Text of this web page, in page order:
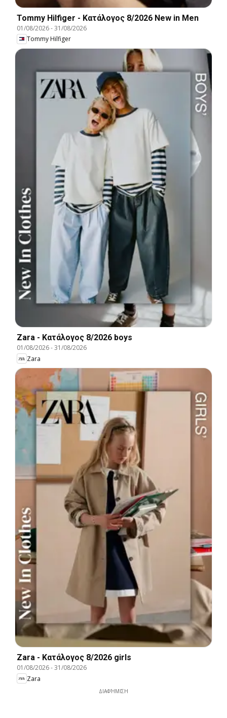
Tommy Hilfiger - Kατάλογος 8/2026 New in Men
01/08/2026-31/08/2026
Tommy Hilfiger
Zara - Kατάλογος 8/2026 boys
01/08/2026-31/08/2026
Zara
Zara - Kατάλογος 8/2026 girls
01/08/2026-31/08/2026
Zara
ΔΙΑΦΉΜΙΣΗ